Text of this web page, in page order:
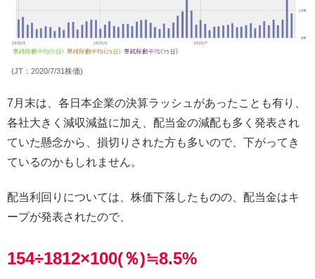
(JT：2020/7/31株価)
7月末は、各日本企業の決算ラッシュがあったことも有り、
各社大きく減収減益に加え、配当金の減配も多く発表され
ていた懸念から、損切りされた方も多いので、下がってき
ているのかもしれません。
配当利回りについては、株価下落したものの、配当金はキ
ープが発表されたので、
154÷1812×100(％)≒8.5%